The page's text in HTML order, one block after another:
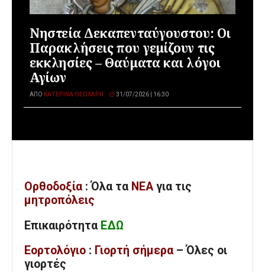
Νηστεία Δεκαπενταύγουστου: Οι
Παρακλήσεις που γεμίζουν τις
εκκλησίες – Θαύματα και λόγοι
Αγίων
ΑΠΌ ΚΑΤΕΡΊΝΑ ΘΕΟΧΆΡΗ 31/07/2026 | 16:30
Ορθοδοξία : Όλα τα ΝΕΑ για τις
μητροπόλεις
Επικαιρότητα ΕΔΩ
Εορτολόγιο : Γιορτή σήμερα – Όλες οι
γιορτές